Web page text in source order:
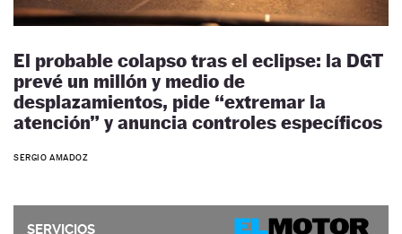
El probable colapso tras el eclipse: la DGT
prevé un millón y medio de
desplazamientos, pide “extremar la
atención” y anuncia controles específicos
SERGIO AMADOZ